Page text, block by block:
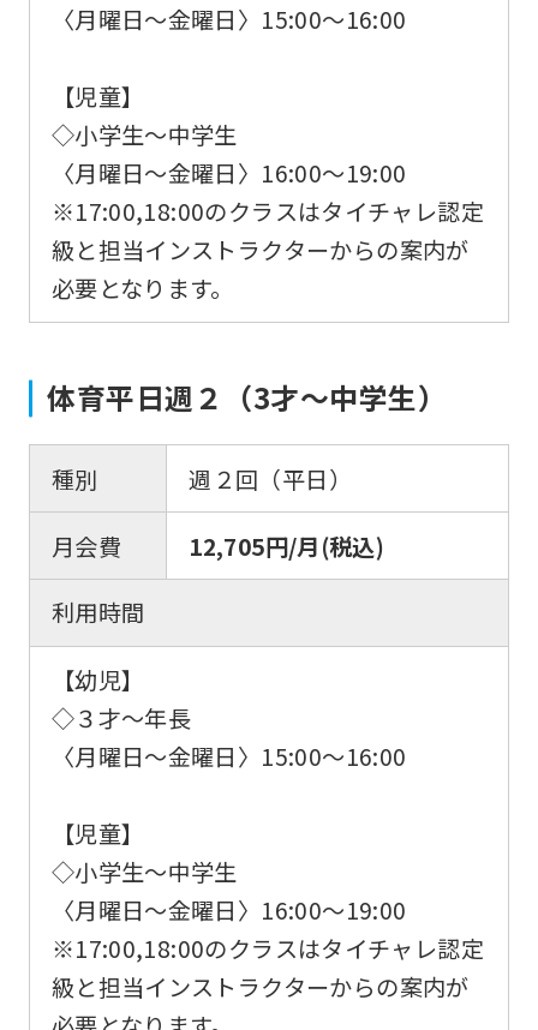
〈月曜日～金曜日〉15:00～16:00
【児童】
◇小学生～中学生
〈月曜日～金曜日〉16:00～19:00
※17:00,18:00のクラスはタイチャレ認定
級と担当インストラクターからの案内が
必要となります。
体育平日週２（3才～中学生）
種別
週２回（平日）
月会費
12,705円/月(税込)
利用時間
【幼児】
◇３才～年長
〈月曜日～金曜日〉15:00～16:00
【児童】
◇小学生～中学生
〈月曜日～金曜日〉16:00～19:00
※17:00,18:00のクラスはタイチャレ認定
級と担当インストラクターからの案内が